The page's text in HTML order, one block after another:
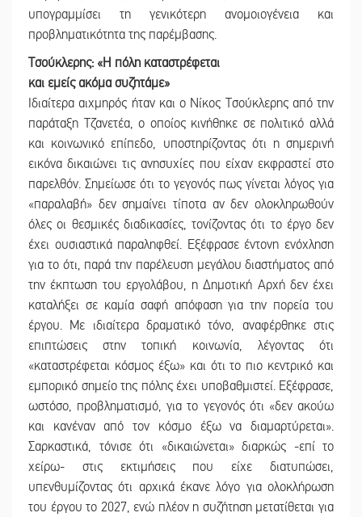
υπογραμμίσει τη γενικότερη ανομοιογένεια και
προβληματικότητα της παρέμβασης.
Τσούκλερης: «Η πόλη καταστρέφεται
και εμείς ακόμα συζητάμε»
Ιδιαίτερα αιχμηρός ήταν και ο Νίκος Τσούκλερης από την
παράταξη Τζανετέα, ο οποίος κινήθηκε σε πολιτικό αλλά
και κοινωνικό επίπεδο, υποστηρίζοντας ότι η σημερινή
εικόνα δικαιώνει τις ανησυχίες που είχαν εκφραστεί στο
παρελθόν. Σημείωσε ότι το γεγονός πως γίνεται λόγος για
«παραλαβή» δεν σημαίνει τίποτα αν δεν ολοκληρωθούν
όλες οι θεσμικές διαδικασίες, τονίζοντας ότι το έργο δεν
έχει ουσιαστικά παραληφθεί. Εξέφρασε έντονη ενόχληση
για το ότι, παρά την παρέλευση μεγάλου διαστήματος από
την έκπτωση του εργολάβου, η Δημοτική Αρχή δεν έχει
καταλήξει σε καμία σαφή απόφαση για την πορεία του
έργου. Με ιδιαίτερα δραματικό τόνο, αναφέρθηκε στις
επιπτώσεις στην τοπική κοινωνία, λέγοντας ότι
«καταστρέφεται κόσμος έξω» και ότι το πιο κεντρικό και
εμπορικό σημείο της πόλης έχει υποβαθμιστεί. Εξέφρασε,
ωστόσο, προβληματισμό, για το γεγονός ότι «δεν ακούω
και κανέναν από τον κόσμο έξω να διαμαρτύρεται».
Σαρκαστικά, τόνισε ότι «δικαιώνεται» διαρκώς -επί το
χείρω- στις εκτιμήσεις που είχε διατυπώσει,
υπενθυμίζοντας ότι αρχικά έκανε λόγο για ολοκλήρωση
του έργου το 2027, ενώ πλέον η συζήτηση μετατίθεται για